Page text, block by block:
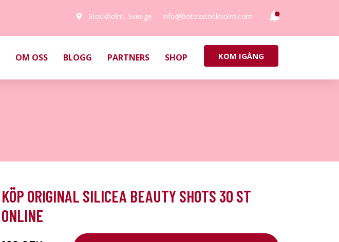
Stockholm, Sverige info@botoxstockholm.com
OM OSS BLOGG PARTNERS SHOP KOM IGÅNG
KÖP ORIGINAL SILICEA BEAUTY SHOTS 30 ST
ONLINE